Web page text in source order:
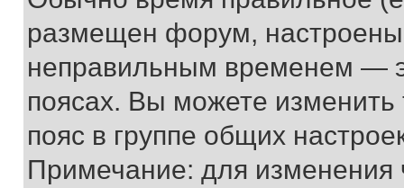
размещен форум, настроены
неправильным временем —
поясах. Вы можете изменить
пояс в группе общих
Примечание: для изменения